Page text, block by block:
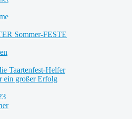
Sommer-FESTE
Taartenfest-Helfer
ein großer Erfolg